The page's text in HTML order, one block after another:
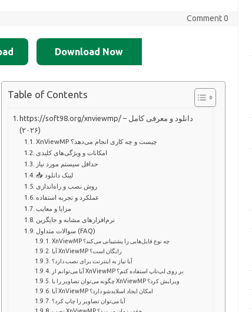
0 Comment
Download Now
Table of Contents
https://soft98.org/xnviewmp/ – دانلود و معرفی کامل
(۲۰۲۶)
XnViewMP چیست و چه کاری انجام می‌دهد؟
امکانات و ویژگی‌های کلیدی
حداقل سیستم مورد نیاز
📥 لینک دانلود
روش نصب و راه‌اندازی
عملکرد و تجربه استفاده
مزایا و معایب
نرم‌افزارهای مشابه و جایگزین
سوالات متداول (FAQ)
XnViewMP چه نوع فایل‌هایی را پشتیبانی می‌کند؟
آیا XnViewMP رایگان است؟
آیا نیاز به اینترنت برای نصب دارد؟
آیا می‌توانم از XnViewMP بر روی لپ‌تاپ استفاده کنم؟
چگونه می‌توان تصاویر را با XnViewMP ویرایش کرد؟
آیا XnViewMP امکان ایجاد اسلایدشو دارد؟
آیا می‌توان تصاویر را چاپ کرد؟